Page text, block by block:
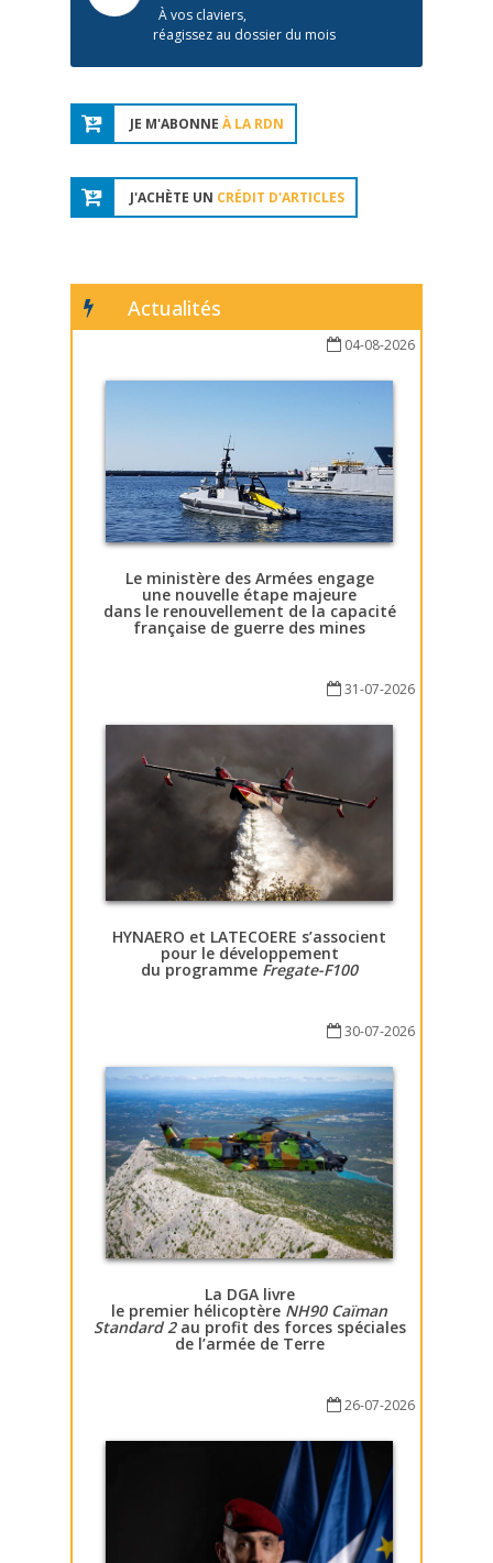
À vos claviers,
réagissez au dossier du mois
JE M'ABONNE À LA RDN
J'ACHÈTE UN CRÉDIT D'ARTICLES
Actualités
04-08-2026
Le ministère des Armées engage
une nouvelle étape majeure
dans le renouvellement de la capacité
française de guerre des mines
31-07-2026
HYNAERO et LATECOERE s’associent
pour le développement
du programme Fregate-F100
30-07-2026
La DGA livre
le premier hélicoptère NH90 Caïman
Standard 2au profit des forces spéciales
de l’armée de Terre
26-07-2026